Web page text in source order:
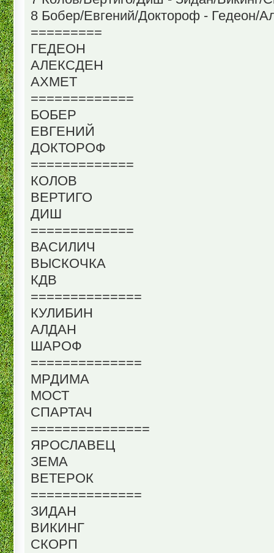
8 Бобер/Евгений/Доктороф - Гедеон/
=========
ГЕДЕОН
АЛЕКСДЕН
АХМЕТ
=============
БОБЕР
ЕВГЕНИЙ
ДОКТОРОФ
=============
КОЛОВ
ВЕРТИГО
ДИШ
=============
ВАСИЛИЧ
ВЫСКОЧКА
КДВ
==============
КУЛИБИН
АЛДАН
ШАРОФ
==============
МРДИМА
МОСТ
СПАРТАЧ
===============
ЯРОСЛАВЕЦ
ЗЕМА
ВЕТЕРОК
==============
ЗИДАН
ВИКИНГ
СКОРП